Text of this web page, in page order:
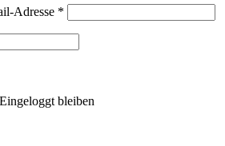
Adresse *
Eingeloggt bleiben